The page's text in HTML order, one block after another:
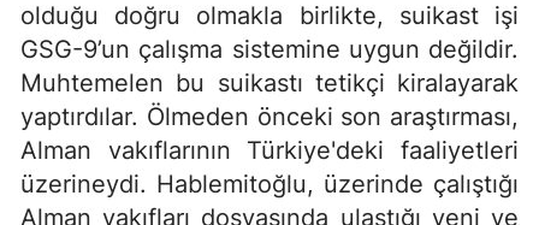
olduğu doğru olmakla birlikte, suikast işi
GSG-9’un çalışma sistemine uygun değildir.
Muhtemelen bu suikastı tetikçi kiralayarak
yaptırdılar. Ölmeden önceki son araştırması,
Alman vakıflarının Türkiye'deki faaliyetleri
üzerineydi. Hablemitoğlu, üzerinde çalıştığı
Alman vakıfları dosyasında ulaştığı yeni ve